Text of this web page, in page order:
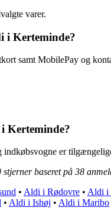
varer.
i Kerteminde?
samt MobilePay og
Kerteminde?
er
stjerner baseret på 38
• Aldi i Rødovre • Aldi i
• Aldi i Ishøj • Aldi i Maribo